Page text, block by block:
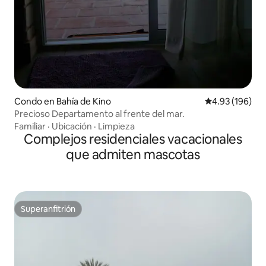
Condo en Bahía de Kino Calificación
4.93 (196)
Precioso Departamento al frente del mar.
Familiar · Ubicación · Limpieza
Complejos residenciales vacacionales
que admiten mascotas
Superanfitrión
Superanfitrión